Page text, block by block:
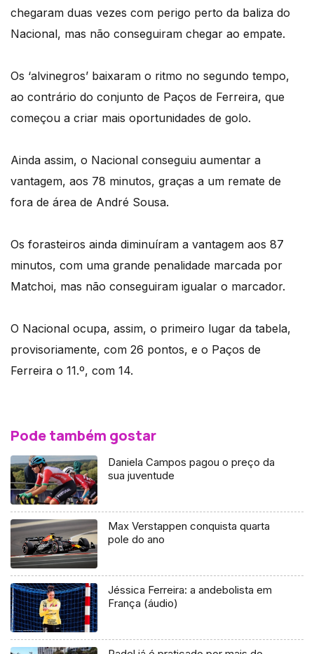
chegaram duas vezes com perigo perto da baliza do
Nacional, mas não conseguiram chegar ao empate.
Os ‘alvinegros’ baixaram o ritmo no segundo tempo,
ao contrário do conjunto de Paços de Ferreira, que
começou a criar mais oportunidades de golo.
Ainda assim, o Nacional conseguiu aumentar a
vantagem, aos 78 minutos, graças a um remate de
fora de área de André Sousa.
Os forasteiros ainda diminuíram a vantagem aos 87
minutos, com uma grande penalidade marcada por
Matchoi, mas não conseguiram igualar o marcador.
O Nacional ocupa, assim, o primeiro lugar da tabela,
provisoriamente, com 26 pontos, e o Paços de
Ferreira o 11.º, com 14.
Pode também gostar
Daniela Campos pagou o preço da
sua juventude
Max Verstappen conquista quarta
pole do ano
Jéssica Ferreira: a andebolista em
França (áudio)